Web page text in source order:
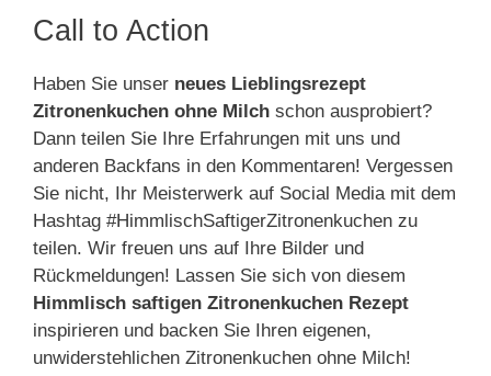
Call to Action
Haben Sie unser neues Lieblingsrezept
Zitronenkuchen ohne Milch schon ausprobiert?
Dann teilen Sie Ihre Erfahrungen mit uns und
anderen Backfans in den Kommentaren! Vergessen
Sie nicht, Ihr Meisterwerk auf Social Media mit dem
Hashtag #HimmlischSaftigerZitronenkuchen zu
teilen. Wir freuen uns auf Ihre Bilder und
Rückmeldungen! Lassen Sie sich von diesem
Himmlisch saftigen Zitronenkuchen Rezept
inspirieren und backen Sie Ihren eigenen,
unwiderstehlichen Zitronenkuchen ohne Milch!